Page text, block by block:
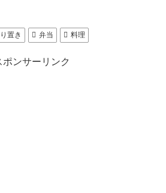
置き 弁当 料理
ポンサーリンク